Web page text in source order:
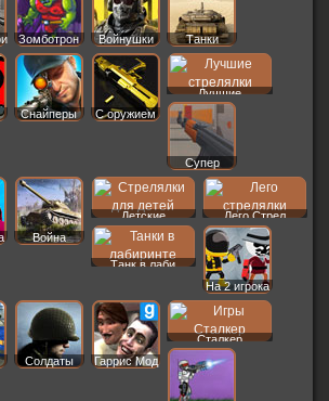
Зомботрон Войнушки Танки
Снайперы С оружием
Лучшие
Супер
Война
Детские Лего Стрел
Танк в лаби
На 2 игрока
Солдаты Гаррис Мод
Сталкер